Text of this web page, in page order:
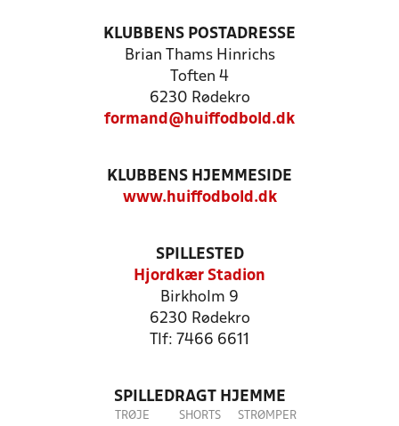
KLUBBENS POSTADRESSE
Brian Thams Hinrichs
Toften 4
6230 Rødekro
formand@huiffodbold.dk
KLUBBENS HJEMMESIDE
www.huiffodbold.dk
SPILLESTED
Hjordkær Stadion
Birkholm 9
6230 Rødekro
Tlf: 7466 6611
SPILLEDRAGT HJEMME
TRØJE SHORTS STRØMPER